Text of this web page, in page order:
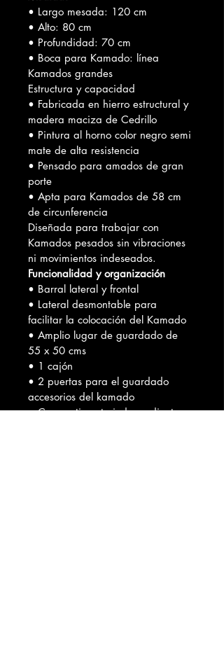
• Largo mesada: 120 cm
• Alto: 80 cm
• Profundidad: 70 cm
• Boca para Kamado: línea
Kamados grandes
Estructura y capacidad
• Fabricada en hierro estructural y
madera maciza de Cedrillo
• Pintura al horno color negro semi
mate de alta resistencia
• Pensado para amados de gran
porte
• Apta para Kamados de 58 cm
de circunferencia
Diseñada para trabajar con
Kamados pesados sin vibraciones
ni movimientos indeseados.
Funcionalidad y organización
• Barral lateral y frontal
• Lateral desmontable para
facilitar la colocación del Kamado
• Amplio lugar de guardado de
55 x 50 cms
• 1 cajón
• 2 puertas para el guardado
accesorios del kamado
• Compartimento independiente